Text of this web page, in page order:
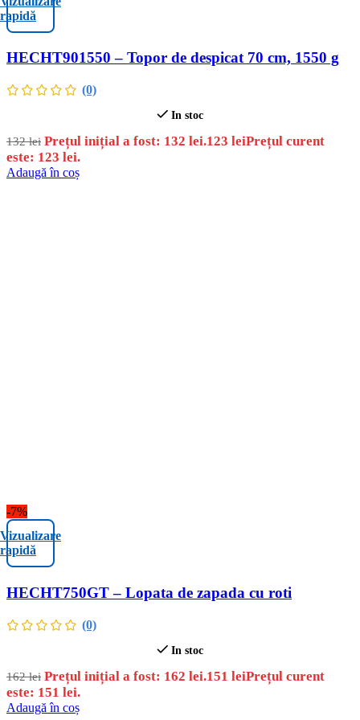
rapidă
HECHT901550 – Topor de despicat 70 cm, 1550 g
(0)
In stoc
132lei Prețul inițial a fost: 132 lei.123 leiPrețul curent
este: 123 lei.
Adaugă în coș
-7%
Vizualizare
rapidă
HECHT750GT – Lopata de zapada cu roti
(0)
In stoc
162lei Prețul inițial a fost: 162 lei.151 leiPrețul curent
este: 151 lei.
Adaugă în coș